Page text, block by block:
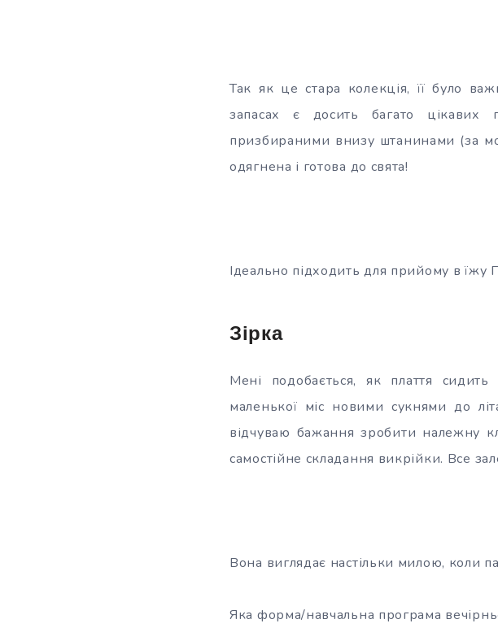
Так як це стара колекція, її було
запасах є досить багато цікавих
призбираними внизу штанинами (за
одягнена і готова до свята!
Ідеально підходить для прийому в їжу
Зірка
Мені подобається, як плаття
маленької міс новими сукнями до
відчуваю бажання зробити належну
самостійне складання викрійки. Все
Вона виглядає настільки милою, коли
Яка форма/навчальна програма